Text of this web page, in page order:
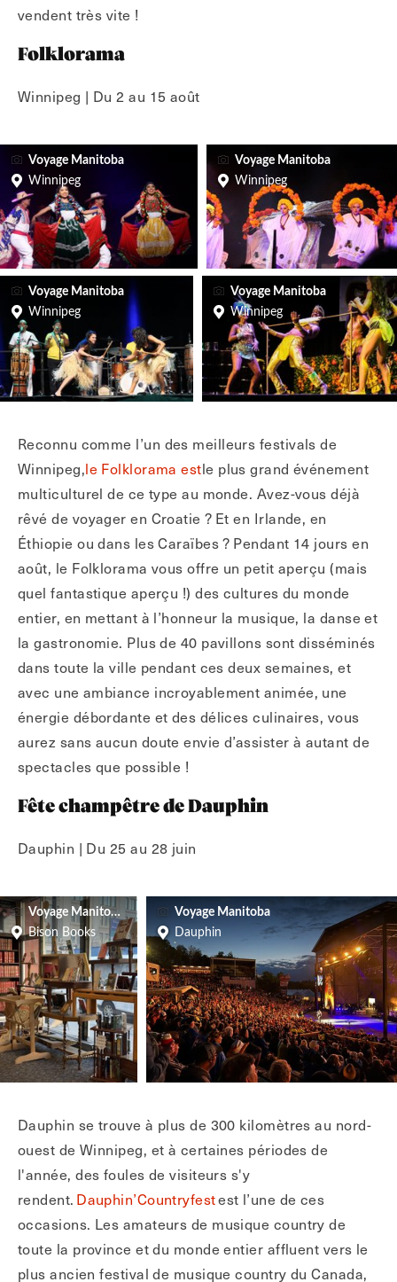
vendent très vite !
Folklorama
Winnipeg | Du 2 au 15 août
Voyage Manitoba
Winnipeg
Voyage Manitoba
Winnipeg
Voyage Manitoba
Winnipeg
Voyage Manitoba
Winnipeg
Reconnu comme l’un des meilleurs festivals de
Winnipeg,le Folklorama estle plus grand événement
multiculturel de ce type au monde. Avez-vous déjà
rêvé de voyager en Croatie ? Et en Irlande, en
Éthiopie ou dans les Caraïbes ? Pendant 14 jours en
août, le Folklorama vous offre un petit aperçu (mais
quel fantastique aperçu !) des cultures du monde
entier, en mettant à l’honneur la musique, la danse et
la gastronomie. Plus de 40 pavillons sont disséminés
dans toute la ville pendant ces deux semaines, et
avec une ambiance incroyablement animée, une
énergie débordante et des délices culinaires, vous
aurez sans aucun doute envie d’assister à autant de
spectacles que possible !
Fête champêtre de Dauphin
Dauphin | Du 25 au 28 juin
Voyage Manitoba
Bison Books
Voyage Manitoba
Dauphin
Dauphin se trouve à plus de 300 kilomètres au nord-
ouest de Winnipeg, et à certaines périodes de
l'année, des foules de visiteurs s'y
rendent. Dauphin’Countryfestest l’une de ces
occasions. Les amateurs de musique country de
toute la province et du monde entier affluent vers le
plus ancien festival de musique country du Canada,